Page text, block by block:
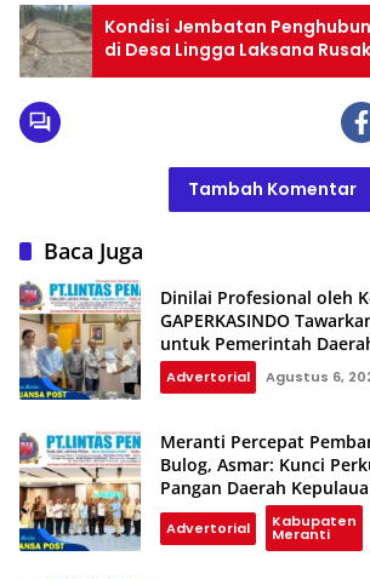
Kondisi Jembatan
di Desa Lingga Laksana
Tambah Komentar
Baca Juga
Dinilai Profesional oleh
GAPERKASINDO
untuk Pemerintah
Advertorial Agustus 6,
Meranti Percepat
Bulog, Asmar: Kunci
Pangan Daerah
Advertorial Kabupaten
Meranti